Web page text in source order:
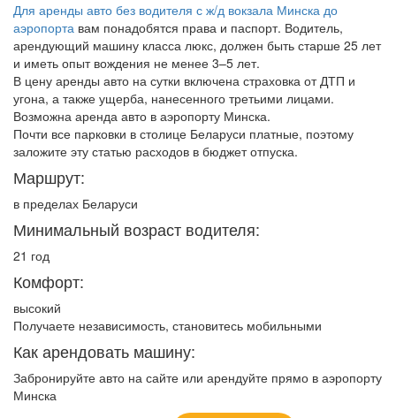
Для аренды авто без водителя с ж/д вокзала Минска до
аэропорта вам понадобятся права и паспорт. Водитель,
арендующий машину класса люкс, должен быть старше 25 лет
и иметь опыт вождения не менее 3–5 лет.
В цену аренды авто на сутки включена страховка от ДТП и
угона, а также ущерба, нанесенного третьими лицами.
Возможна аренда авто в аэропорту Минска.
Почти все парковки в столице Беларуси платные, поэтому
заложите эту статью расходов в бюджет отпуска.
Маршрут:
в пределах Беларуси
Минимальный возраст водителя:
21 год
Комфорт:
высокий
Получаете независимость, становитесь мобильными
Как арендовать машину:
Забронируйте авто на сайте или арендуйте прямо в аэропорту
Минска